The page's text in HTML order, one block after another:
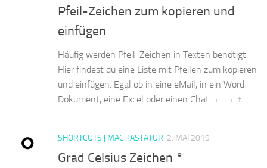
Pfeil-Zeichen zum kopieren und
einfügen
Häufig werden Pfeil-Zeichen in Texten benötigt.
Hier findest du eine Liste mit Pfeilen zum kopieren
und einfügen. Egal ob in eine eMail, in ein Word
Dokument, eine Excel oder einen Chat. ← → ↑...
SHORTCUTS | MAC TASTATUR 2. MAI 2019
Grad Celsius Zeichen °